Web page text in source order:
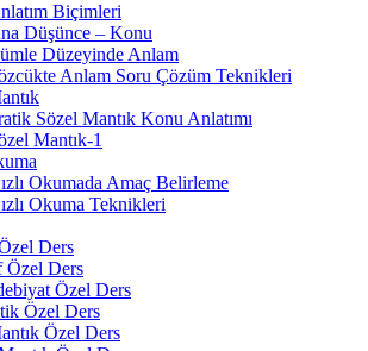
Biçimleri
Düşünce – Konu
Düzeyinde Anlam
Anlam Soru Çözüm Teknikleri
Sözel Mantık Konu Anlatımı
Mantık-1
Okumada Amaç Belirleme
Okuma Teknikleri
Ders
Özel Ders
Özel Ders
Özel Ders
Özel Ders